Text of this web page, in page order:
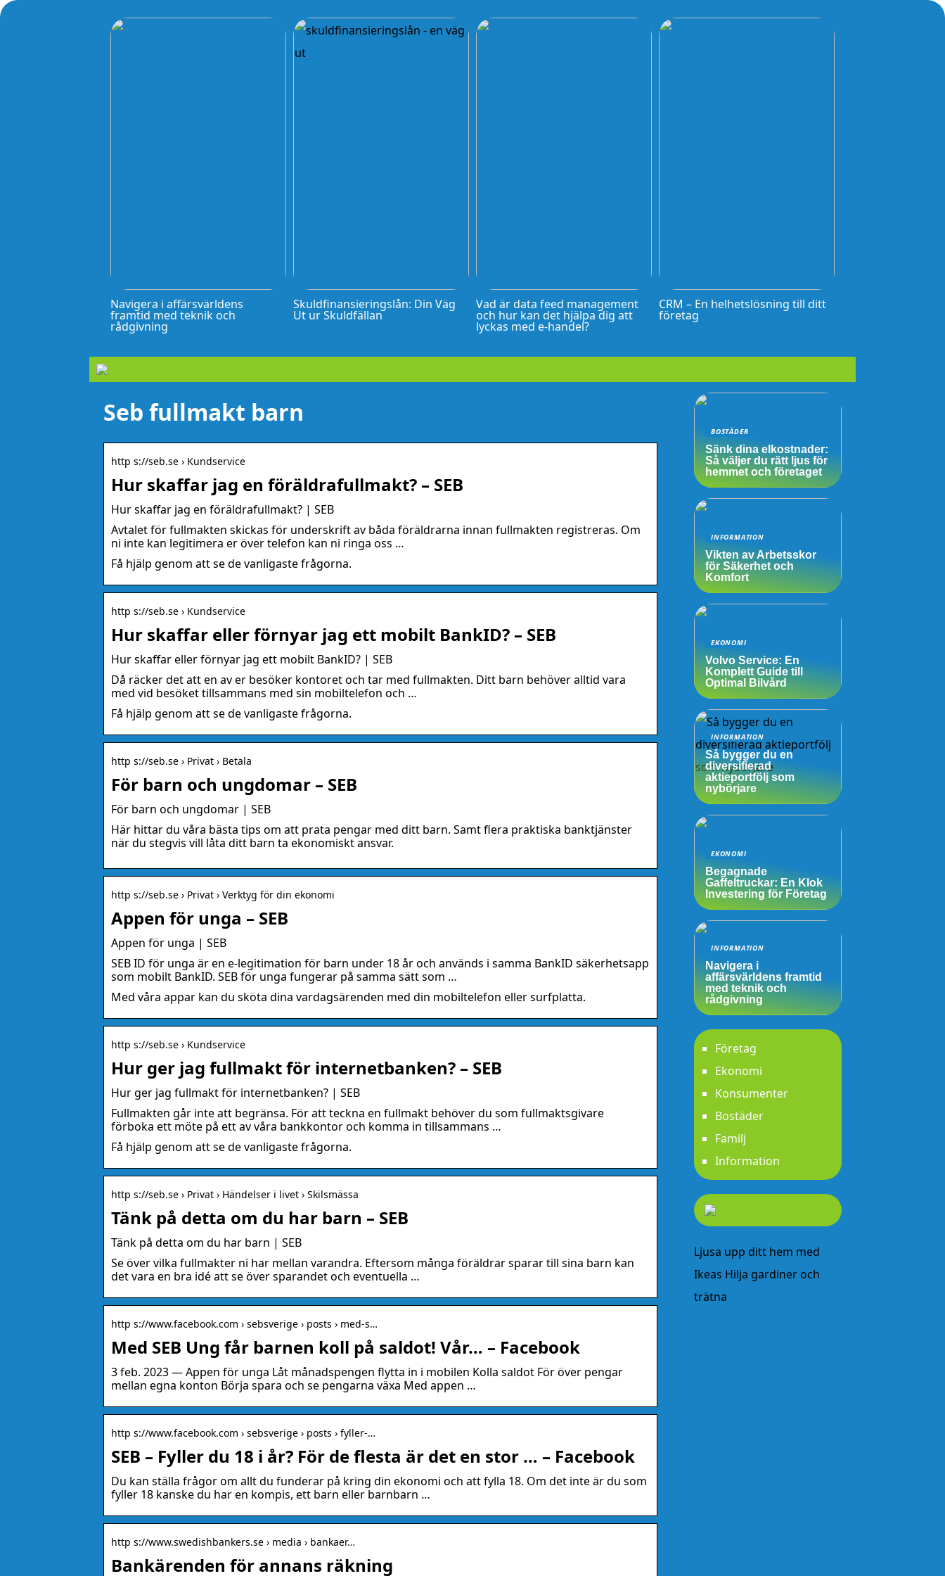
Navigera i affärsvärldens
framtid med teknik och
rådgivning
Skuldfinansieringslån: Din Väg
Ut ur Skuldfällan
Vad är data feed management
och hur kan det hjälpa dig att
lyckas med e-handel?
CRM – En helhetslösning till ditt
företag
Seb fullmakt barn
http s://seb.se › Kundservice
Hur skaffar jag en föräldrafullmakt? – SEB
Hur skaffar jag en föräldrafullmakt? | SEB
Avtalet för fullmakten skickas för underskrift av båda föräldrarna innan fullmakten registreras. Om
ni inte kan legitimera er över telefon kan ni ringa oss …
Få hjälp genom att se de vanligaste frågorna.
http s://seb.se › Kundservice
Hur skaffar eller förnyar jag ett mobilt BankID? – SEB
Hur skaffar eller förnyar jag ett mobilt BankID? | SEB
Då räcker det att en av er besöker kontoret och tar med fullmakten. Ditt barn behöver alltid vara
med vid besöket tillsammans med sin mobiltelefon och …
Få hjälp genom att se de vanligaste frågorna.
http s://seb.se › Privat › Betala
För barn och ungdomar – SEB
För barn och ungdomar | SEB
Här hittar du våra bästa tips om att prata pengar med ditt barn. Samt flera praktiska banktjänster
när du stegvis vill låta ditt barn ta ekonomiskt ansvar.
http s://seb.se › Privat › Verktyg för din ekonomi
Appen för unga – SEB
Appen för unga | SEB
SEB ID för unga är en e-legitimation för barn under 18 år och används i samma BankID säkerhetsapp
som mobilt BankID. SEB för unga fungerar på samma sätt som …
Med våra appar kan du sköta dina vardagsärenden med din mobiltelefon eller surfplatta.
http s://seb.se › Kundservice
Hur ger jag fullmakt för internetbanken? – SEB
Hur ger jag fullmakt för internetbanken? | SEB
Fullmakten går inte att begränsa. För att teckna en fullmakt behöver du som fullmaktsgivare
förboka ett möte på ett av våra bankkontor och komma in tillsammans …
Få hjälp genom att se de vanligaste frågorna.
http s://seb.se › Privat › Händelser i livet › Skilsmässa
Tänk på detta om du har barn – SEB
Tänk på detta om du har barn | SEB
Se över vilka fullmakter ni har mellan varandra. Eftersom många föräldrar sparar till sina barn kan
det vara en bra idé att se över sparandet och eventuella …
http s://www.facebook.com › sebsverige › posts › med-s…
Med SEB Ung får barnen koll på saldot! Vår… – Facebook
3 feb. 2023 — Appen för unga Låt månadspengen flytta in i mobilen Kolla saldot För över pengar
mellan egna konton Börja spara och se pengarna växa Med appen …
http s://www.facebook.com › sebsverige › posts › fyller-…
SEB – Fyller du 18 i år? För de flesta är det en stor … – Facebook
Du kan ställa frågor om allt du funderar på kring din ekonomi och att fylla 18. Om det inte är du som
fyller 18 kanske du har en kompis, ett barn eller barnbarn …
http s://www.swedishbankers.se › media › bankaer…
Bankärenden för annans räkning
BOSTÄDER
Sänk dina elkostnader:
Så väljer du rätt ljus för
hemmet och företaget
INFORMATION
Vikten av Arbetsskor
för Säkerhet och
Komfort
EKONOMI
Volvo Service: En
Komplett Guide till
Optimal Bilvård
INFORMATION
Så bygger du en
diversifierad
aktieportfölj som
nybörjare
EKONOMI
Begagnade
Gaffeltruckar: En Klok
Investering för Företag
INFORMATION
Navigera i
affärsvärldens framtid
med teknik och
rådgivning
Företag
Ekonomi
Konsumenter
Bostäder
Familj
Information
Ljusa upp ditt hem med
Ikeas Hilja gardiner och
trätna